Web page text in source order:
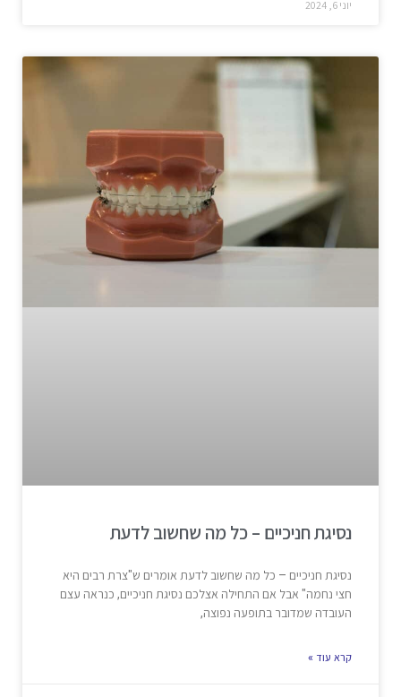
יוני 6, 2024
נסיגת חניכיים – כל מה שחשוב לדעת
נסיגת חניכיים – כל מה שחשוב לדעת אומרים ש"צרת רבים היא
חצי נחמה" אבל אם התחילה אצלכם נסיגת חניכיים, כנראה עצם
העובדה שמדובר בתופעה נפוצה,
קרא עוד »